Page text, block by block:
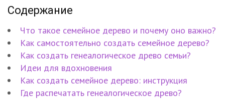
Содержание
Что такое семейное дерево и почему оно важно?
Как самостоятельно создать семейное дерево?
Как создать генеалогическое древо семьи?
Идеи для вдохновения
Как создать семейное дерево: инструкция
Где распечатать генеалогическое древо?